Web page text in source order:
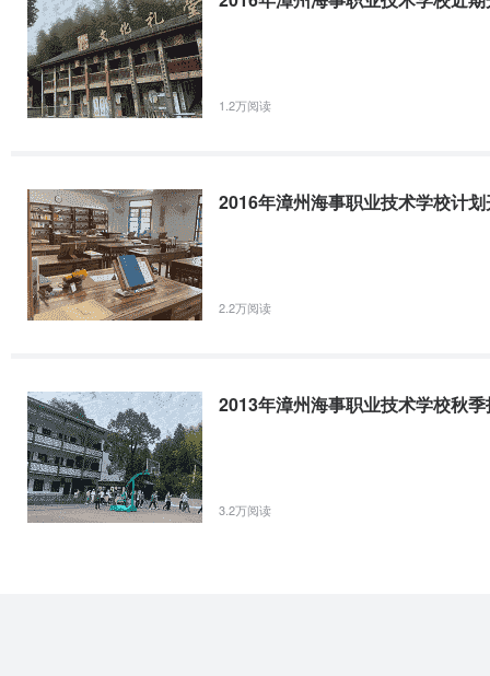
1.2万阅读
2016年漳州海事职业技术学校计
2.2万阅读
2013年漳州海事职业技术学校秋
3.2万阅读